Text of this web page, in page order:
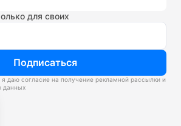
для своих
Подписаться
даю согласие на получение рекламной рассылки и
данных